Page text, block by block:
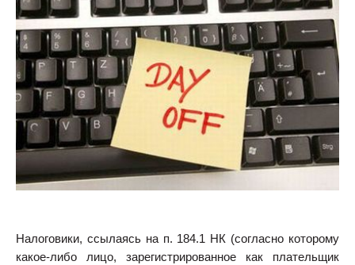
Налоговики, ссылаясь на п. 184.1 НК (согласно которому
какое-либо лицо, зарегистрированное как плательщик